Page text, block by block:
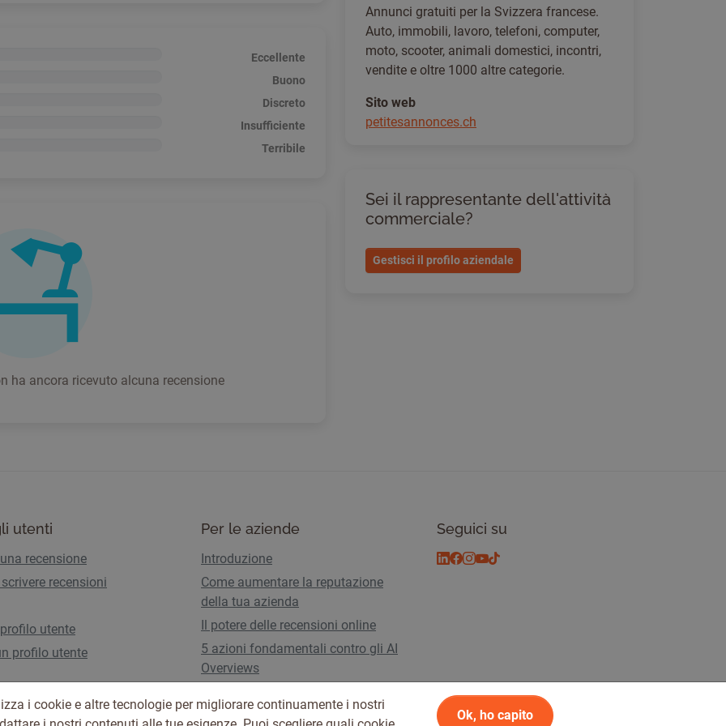
Eccellente
Buono
Discreto
Insufficiente
Terribile
ha ancora ricevuto alcuna recensione
Annunci gratuiti per la Svizzera francese.
Auto, immobili, lavoro, telefoni, computer,
moto, scooter, animali domestici, incontri,
vendite e oltre 1000 altre categorie.
Sito web
petitesannonces.ch
Sei il rappresentante dell'attività
commerciale?
Gestisci il profilo aziendale
utenti
recensione
recensioni
utente
profilo utente
Per le aziende
Introduzione
Come aumentare la reputazione
della tua azienda
Il potere delle recensioni online
5 azioni fondamentali contro gli AI
Overviews
Seguici su
i cookie e altre tecnologie per migliorare continuamente i nostri
Ok, ho capito